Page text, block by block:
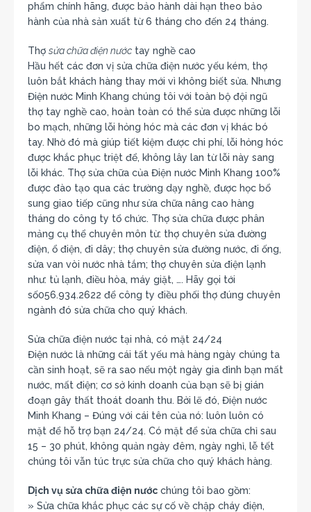
phẩm chính hãng, được bảo hành dài hạn theo bảo
hành của nhà sản xuất từ 6 tháng cho đến 24 tháng.
Thợ sửa chữa điện nước tay nghề cao
Hầu hết các đơn vị sửa chữa điện nước yếu kém, thợ
luôn bắt khách hàng thay mới vì không biết sửa. Nhưng
Điện nước Minh Khang chúng tôi với toàn bộ đội ngũ
thợ tay nghề cao, hoàn toàn có thể sửa được những lỗi
bo mạch, những lỗi hỏng hóc mà các đơn vị khác bó
tay. Nhờ đó mà giúp tiết kiệm được chi phí, lỗi hỏng hóc
được khắc phục triệt để, không lây lan từ lỗi này sang
lỗi khác. Thợ sửa chữa của Điện nước Minh Khang 100%
được đào tạo qua các trường dạy nghề, được học bổ
sung giao tiếp cũng như sửa chữa nâng cao hàng
tháng do công ty tổ chức. Thợ sửa chữa được phân
mảng cụ thể chuyên môn từ: thợ chuyên sửa đường
điện, ổ điện, đi dây; thợ chuyên sửa đường nước, đi ống,
sửa van vòi nước nhà tắm; thợ chuyên sửa điện lạnh
như: tủ lạnh, điều hòa, máy giặt, …. Hãy gọi tới
số056.934.2622 để công ty điều phối thợ đúng chuyên
ngành đó sửa chữa cho quý khách.
Sửa chữa điện nước tại nhà, có mặt 24/24
Điện nước là những cái tất yếu mà hàng ngày chúng ta
cần sinh hoạt, sẽ ra sao nếu một ngày gia đình bạn mất
nước, mất điện; cơ sở kinh doanh của bạn sẽ bị gián
đoạn gây thất thoát doanh thu. Bởi lẽ đó, Điện nước
Minh Khang – Đúng với cái tên của nó: luôn luôn có
mặt để hỗ trợ bạn 24/24. Có mặt để sửa chữa chỉ sau
15 – 30 phút, không quản ngày đêm, ngày nghỉ, lễ tết
chúng tôi vẫn túc trực sửa chữa cho quý khách hàng.
Dịch vụ sửa chữa điện nước chúng tôi bao gồm:
» Sửa chữa khắc phục các sự cố về chập cháy điện,